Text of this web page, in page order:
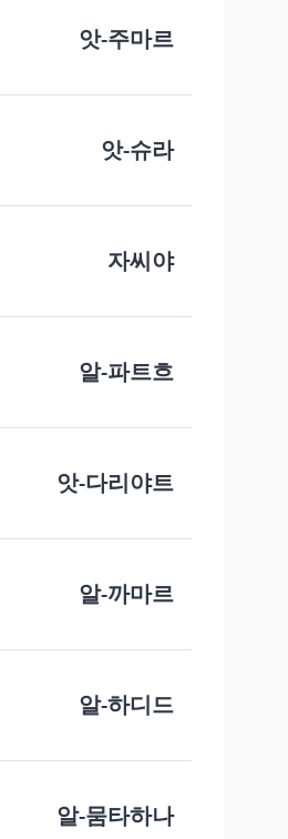
앗-주마르
앗-슈라
자씨야
알-파트흐
앗-다리야트
알-까마르
알-하디드
알-뭄타하나